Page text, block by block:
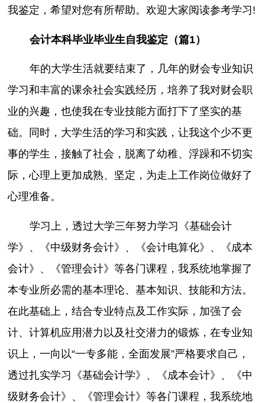
我鉴定，希望对您有所帮助。欢迎大家阅读参考学习!
会计本科毕业毕业生自我鉴定（篇1）
年的大学生活就要结束了，几年的财会专业知识
学习和丰富的课余社会实践经历，培养了我对财会职
业的兴趣，也使我在专业技能方面打下了坚实的基
础。同时，大学生活的学习和实践，让我这个少不更
事的学生，接触了社会，脱离了幼稚、浮躁和不切实
际，心理上更加成熟、坚定，为走上工作岗位做好了
心理准备。
学习上，透过大学三年努力学习《基础会计
学》、《中级财务会计》、《会计电算化》、《成本
会计》、《管理会计》等各门课程，我系统地掌握了
本专业所必需的基本理论、基本知识、技能和方法。
在此基础上，结合专业特点及工作实际，加强了会
计、计算机应用潜力以及社交潜力的锻炼，在专业知
识上，一向以“一专多能，全面发展”严格要求自己，
透过扎实学习《基础会计学》、《成本会计》、《中
级财务会计》、《管理会计》等各门课程，我系统地